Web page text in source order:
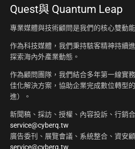
Quest與 Quantum Leap
專業媒體與技術顧問是我們的核心雙動能
作為科技媒體，我們秉持駭客精神持續
探索海內外產業動態。
作為顧問團隊，我們結合多年第一線實
佳化解決方案，協助企業完成數位轉型
進）。
新聞稿、採訪、授權、內容投訴、行銷
service@cyberq.tw
廣告委刊、展覽會議、系統整合、資安
service@cyberq.tw